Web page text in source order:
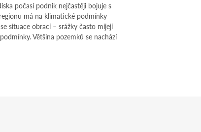
počasí podnik nejčastěji bojuje s
má na klimatické podmínky
situace obrací – srážky často míjejí
Většina pozemků se nachází